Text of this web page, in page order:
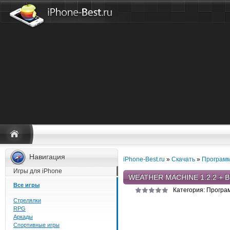
Навигация
Игры для iPhone
Все игры
Стрелялки
RPG
Аркады
Спортивные игры
iPhone-Best.ru » Скачать »
WEATHER MACHINE 1.2.2 +
Категория: